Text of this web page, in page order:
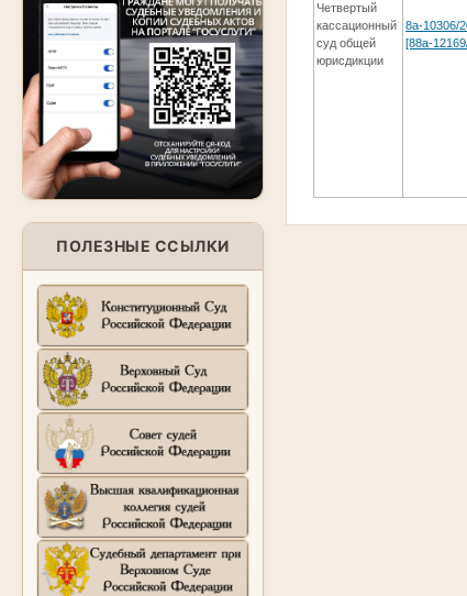
ПОЛЕЗНЫЕ ССЫЛКИ
Четвертый
кассационный
суд общей
юрисдикции
8а-10306/
[88а-